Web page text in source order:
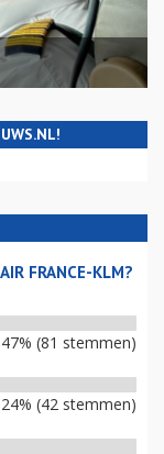
FRANCE-KLM?
47% (81 stemmen)
24% (42 stemmen)